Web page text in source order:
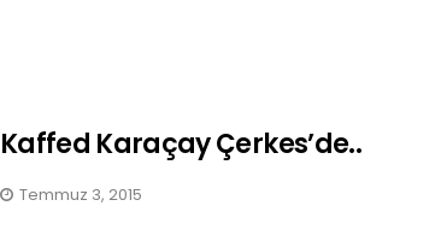
Kaffed Karaçay Çerkes’de..
Temmuz 3, 2015